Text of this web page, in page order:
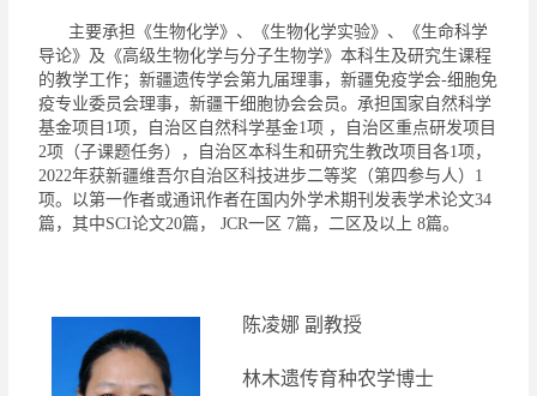
主要承担《生物化学》、《生物化学实验》、《生命科学
导论》及《高级生物化学与分子生物学》本科生及研究生课程
的教学工作；新疆遗传学会第九届理事，新疆免疫学会-细胞免
疫专业委员会理事，新疆干细胞协会会员。承担国家自然科学
基金项目 1项，自治区自然科学基金1项 ，自治区重点研发项目
2项（子课题任务），自治区本科生和研究生教改项目 各1项，
2022年获新疆维吾尔自治区科技进步二等奖（第四参与人） 1
项。以第一作者或通讯作者在国内外学术期刊发表学术论文34
篇，其中SCI论文20篇， JCR一区 7篇，二区及以上 8篇。
陈凌娜 副教授
林木遗传育种农学博士